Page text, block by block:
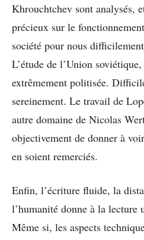
Khrouchtchev sont analysés,
précieux sur le
société pour nous
L’étude de l’Union
extrêmement politisée.
sereinement. Le travail de
autre domaine de Nicolas
objectivement de donner à
en soient remerciés.
Enfin, l’écriture fluide, la
l’humanité donne à la lecture
Même si, les aspects